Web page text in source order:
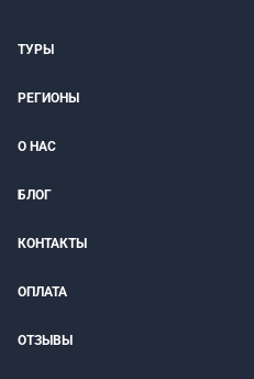
ТУРЫ
РЕГИОНЫ
О НАС
БЛОГ
КОНТАКТЫ
ОПЛАТА
ОТЗЫВЫ